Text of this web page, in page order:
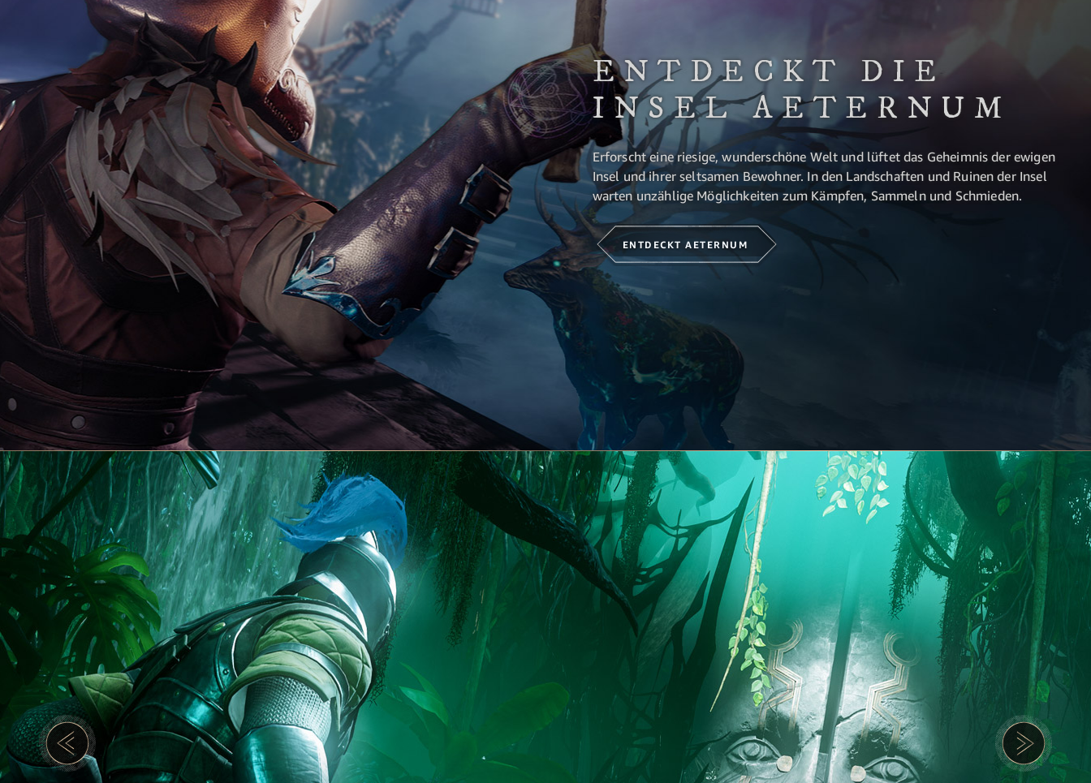
ENTDECKT DIE
INSEL AETERNUM
Erforscht eine riesige, wunderschöne Welt und lüftet das Geheimnis der ewigen
Insel und ihrer seltsamen Bewohner. In den Landschaften und Ruinen der Insel
warten unzählige Möglichkeiten zum Kämpfen, Sammeln und Schmieden.
ENTDECKT AETERNUM